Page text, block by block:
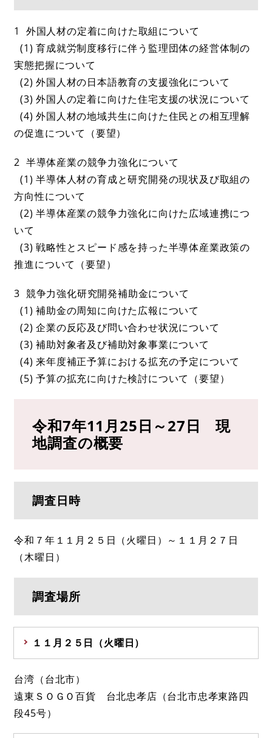
1 外国人材の定着に向けた取組について
(1) 育成就労制度移行に伴う監理団体の経営体制の
実態把握について
(2) 外国人材の日本語教育の支援強化について
(3) 外国人の定着に向けた住宅支援の状況について
(4) 外国人材の地域共生に向けた住民との相互理解
の促進について（要望）
2 半導体産業の競争力強化について
(1) 半導体人材の育成と研究開発の現状及び取組の
方向性について
(2) 半導体産業の競争力強化に向けた広域連携につ
いて
(3) 戦略性とスピード感を持った半導体産業政策の
推進について（要望）
3 競争力強化研究開発補助金について
(1) 補助金の周知に向けた広報について
(2) 企業の反応及び問い合わせ状況について
(3) 補助対象者及び補助対象事業について
(4) 来年度補正予算における拡充の予定について
(5) 予算の拡充に向けた検討について（要望）
令和7年11月25日～27日 現
地調査の概要
調査日時
令和７年１１月２５日（火曜日）～１１月２７日
（木曜日）
調査場所
１１月２５日（火曜日）
台湾（台北市）
遠東ＳＯＧＯ百貨 台北忠孝店（台北市忠孝東路四
段45号）